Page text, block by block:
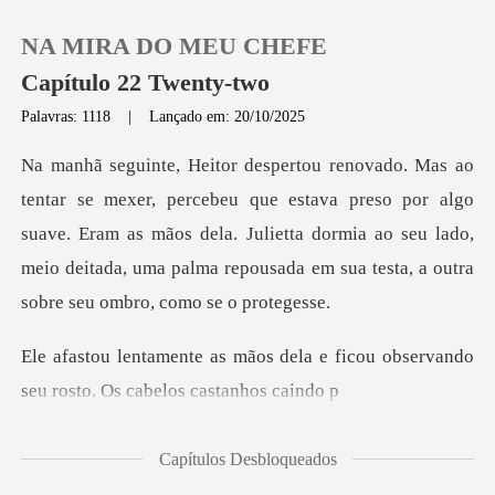
0
Loja
Sair
NA MIRA DO MEU CHEFE
Capítulo 22 Twenty-two
Palavras: 1118 |Lançado em: 20/10/2025
stava preso por algo
suave. Eram as mãos dela. Julietta dormia ao seu lado,
meio dei
dela e ficou observando
seu ros
Capítulos Desbloqueados